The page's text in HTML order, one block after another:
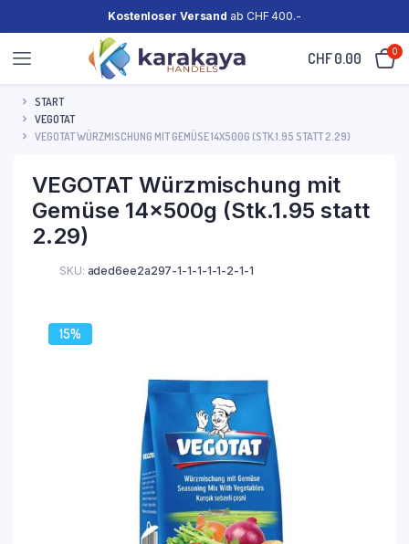
Kostenloser Versand ab CHF 400.-
CHF0.00 0
START
VEGOTAT
VEGOTAT WÜRZMISCHUNG MIT GEMÜSE 14X500G (STK.1.95 STATT 2.29)
VEGOTAT Würzmischung mit
Gemüse 14x500g (Stk.1.95 statt
2.29)
SKU: aded6ee2a297-1-1-1-1-1-2-1-1
15%